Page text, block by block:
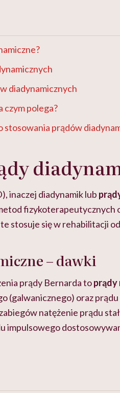
diadynamicznych
czym polega?
stosowania prądów
inaczej diadynamik lub
stosuje się w rehabilitacji
– dawki
prądy Bernarda toprądy
(galwanicznego) oraz
natężenie prądu
impulsowego